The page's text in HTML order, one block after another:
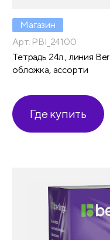
Магазин
Арт. PBl_24100
Тетрадь 24л., линия
обложка, ассорти
Где купить